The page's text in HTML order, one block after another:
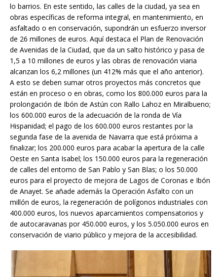
lo barrios. En este sentido, las calles de la ciudad, ya sea en
obras específicas de reforma integral, en mantenimiento, en
asfaltado o en conservación, supondrán un esfuerzo inversor
de 26 millones de euros. Aquí destaca el Plan de Renovación
de Avenidas de la Ciudad, que da un salto histórico y pasa de
1,5 a 10 millones de euros y las obras de renovación viaria
alcanzan los 6,2 millones (un 412% más que el año anterior).
A esto se deben sumar otros proyectos más concretos que
están en proceso o en obras, como los 800.000 euros para la
prolongación de Ibón de Astún con Rallo Lahoz en Miralbueno;
los 600.000 euros de la adecuación de la ronda de Vía
Hispanidad; el pago de los 600.000 euros restantes por la
segunda fase de la avenida de Navarra que está próxima a
finalizar; los 200.000 euros para acabar la apertura de la calle
Oeste en Santa Isabel; los 150.000 euros para la regeneración
de calles del entorno de San Pablo y San Blas; o los 50.000
euros para el proyecto de mejora de Lagos de Coronas e Ibón
de Anayet. Se añade además la Operación Asfalto con un
millón de euros, la regeneración de polígonos industriales con
400.000 euros, los nuevos aparcamientos compensatorios y
de autocaravanas por 450.000 euros, y los 5.050.000 euros en
conservación de viario público y mejora de la accesibilidad.